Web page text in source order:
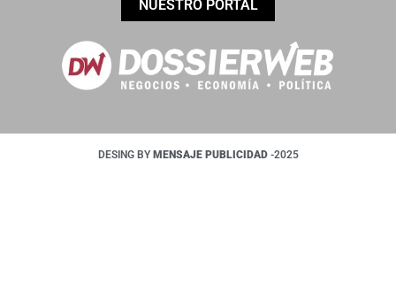
NUESTRO PORTAL
DESING BY MENSAJE PUBLICIDAD -2025